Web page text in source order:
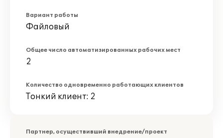
Вариант работы
Файловый
Общее число автоматизированных рабочих мест
2
Количество одновременно работающих клиентов
Тонкий клиент: 2
Партнер, осуществивший внедрение/проект